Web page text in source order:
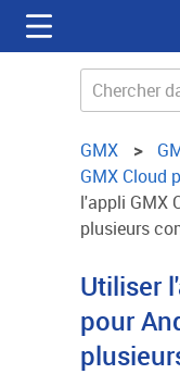
GMX
GMX Cloud
l'appli GMX
plusieurs
Utiliser
pour